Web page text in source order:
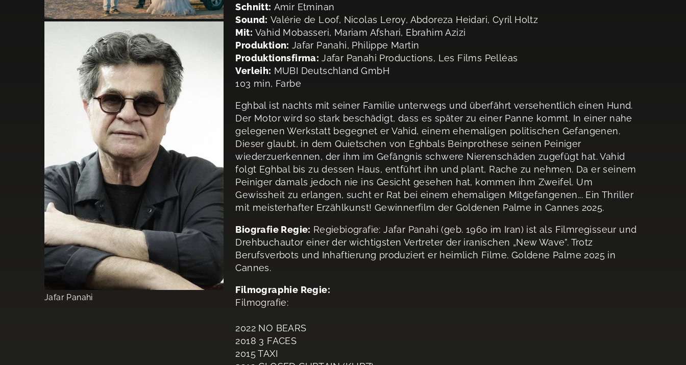
Jafar Panahi
Schnitt: Amir Etminan
Sound: Valérie de Loof, Nicolas Leroy, Abdoreza Heidari, Cyril Holtz
Mit: Vahid Mobasseri, Mariam Afshari, Ebrahim Azizi
Produktion: Jafar Panahi, Philippe Martin
Produktionsfirma: Jafar Panahi Productions, Les Films Pelléas
Verleih: MUBI Deutschland GmbH
103 min, Farbe
Eghbal ist nachts mit seiner Familie unterwegs und überfährt versehentlich einen Hund.
Der Motor wird so stark beschädigt, dass es später zu einer Panne kommt. In einer nahe
gelegenen Werkstatt begegnet er Vahid, einem ehemaligen politischen Gefangenen.
Dieser glaubt, in dem Quietschen von Eghbals Beinprothese seinen Peiniger
wiederzuerkennen, der ihm im Gefängnis schwere Nierenschäden zugefügt hat. Vahid
folgt Eghbal bis zu dessen Haus, entführt ihn und plant, Rache zu nehmen. Da er seinem
Peiniger damals jedoch nie ins Gesicht gesehen hat, kommen ihm Zweifel. Um
Gewissheit zu erlangen, sucht er Rat bei einem ehemaligen Mitgefangenen... Ein Thriller
mit meisterhafter Erzählkunst! Gewinnerfilm der Goldenen Palme in Cannes 2025.
Biografie Regie: Regiebiografie: Jafar Panahi (geb. 1960 im Iran) ist als Filmregisseur und
Drehbuchautor einer der wichtigsten Vertreter der iranischen „New Wave”. Trotz
Berufsverbots und Inhaftierung produziert er heimlich Filme. Goldene Palme 2025 in
Cannes.
Filmographie Regie:
Filmografie:
2022 NO BEARS
2018 3 FACES
2015 TAXI